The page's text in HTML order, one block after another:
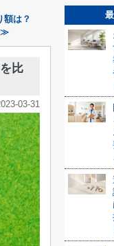
は？
≫
比
03-31